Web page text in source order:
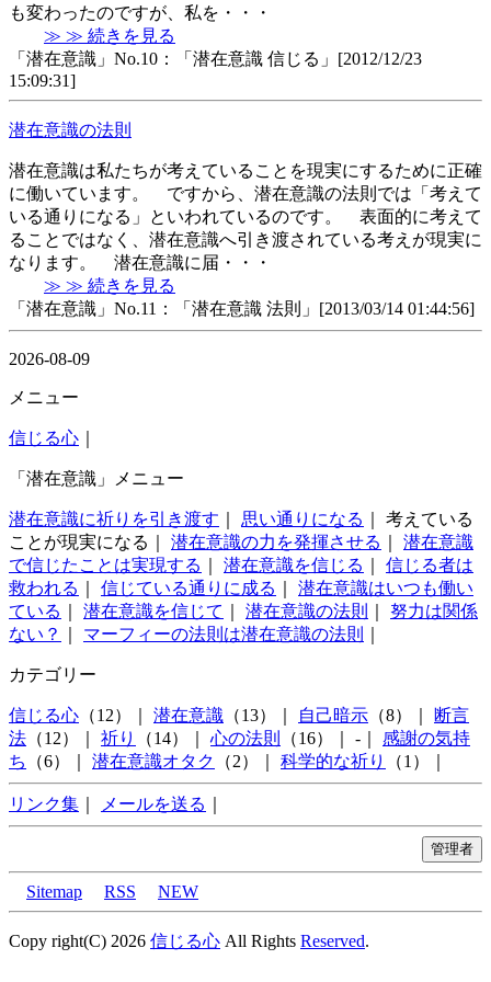
も変わったのですが、私を・・・
≫ ≫ 続きを見る
「潜在意識」No.10：「潜在意識 信じる」[2012/12/23
15:09:31]
潜在意識の法則
潜在意識は私たちが考えていることを現実にするために正確
に働いています。 ですから、潜在意識の法則では「考えて
いる通りになる」といわれているのです。 表面的に考えて
ることではなく、潜在意識へ引き渡されている考えが現実に
なります。 潜在意識に届・・・
≫ ≫ 続きを見る
「潜在意識」No.11：「潜在意識 法則」[2013/03/14 01:44:56]
2026-08-09
メニュー
信じる心
「潜在意識」メニュー
潜在意識に祈りを引き渡す 思い通りになる
｜ 考えている
ことが現実になる｜ 潜在意識の力を発揮させる
潜在意識
で信じたことは実現する
潜在意識を信じる
信じる者は
救われる
信じている通りに成る
潜在意識はいつも働い
ている
潜在意識を信じて 潜在意識の法則
努力は関係
ない？
マーフィーの法則は潜在意識の法則
カテゴリー
信じる心 （12）｜ 潜在意識 （13）｜ 自己暗示 （8）｜
断言
法 （12）｜ 祈り （14）｜ 心の法則 （16）｜ -｜ 感謝の気持
ち
（6）｜ 潜在意識オタク （2）｜ 科学的な祈り （1）｜
リンク集 メールを送る
Sitemap RSS NEW
Copy right(C) 2026 信じる心 All Rights Reserved.